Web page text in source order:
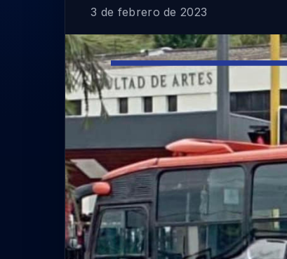
3 de febrero de 2023